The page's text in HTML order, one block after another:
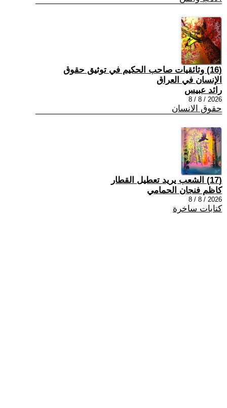
(16) وثائقيات صاحب الحكيم في توثيق حقوق
الإنسان في العراق
رائد عبيس
2026 / 8 / 8
حقوق الانسان
(17) الشعب يريد تعطيل القطار
كاظم فنجان الحمامي
2026 / 8 / 8
كتابات ساخرة